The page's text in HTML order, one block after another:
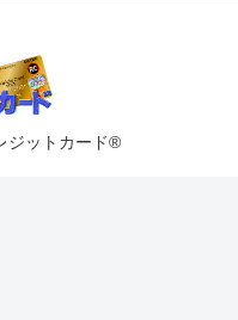
ジットカード®